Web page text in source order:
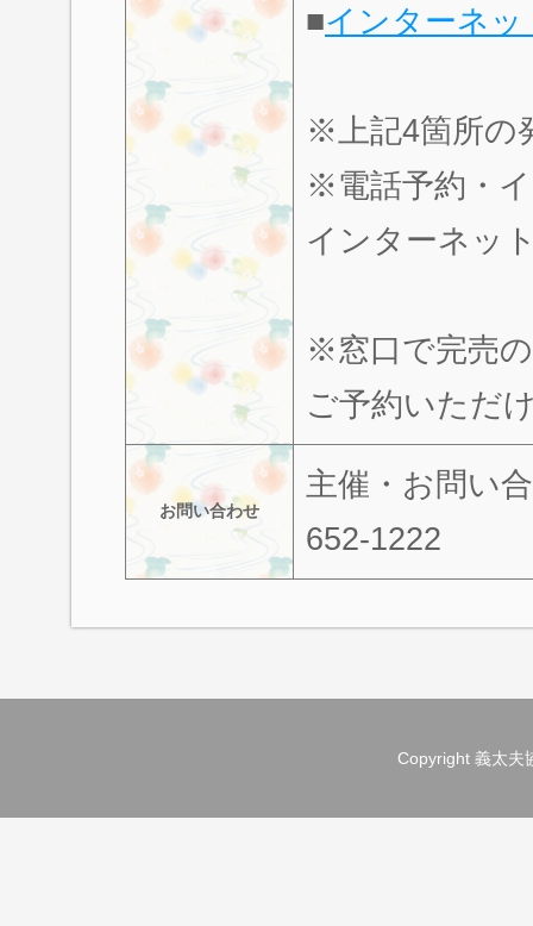
■インターネッ
※上記4箇所の
※電話予約・
インターネッ
※窓口で完売
ご予約いただ
お問い合わせ
主催・お問い
652-1222
Copyright 義太夫